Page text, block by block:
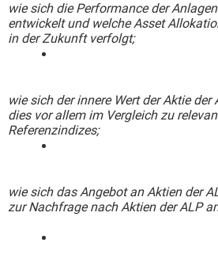
wie sich die Performance der
entwickelt und welche Asset
in der Zukunft verfolgt;
wie sich der innere Wert der Aktie der
dies vor allem im Vergleich zu
Referenzindizes;
wie sich das Angebot an Aktien der
zur Nachfrage nach Aktien der ALP